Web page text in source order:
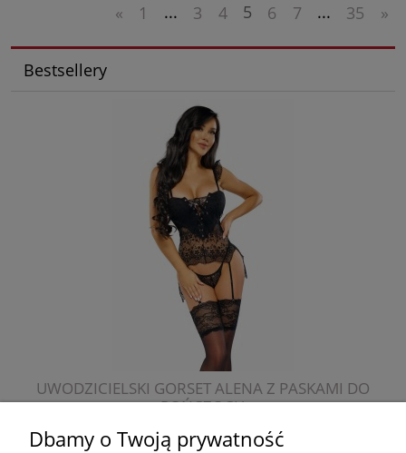
« 1 ... 3 4 5 6 7 ... 35 »
Bestsellery
UWODZICIELSKI GORSET ALENA Z PASKAMI DO
POŃCZOCH
Dbamy o Twoją prywatność